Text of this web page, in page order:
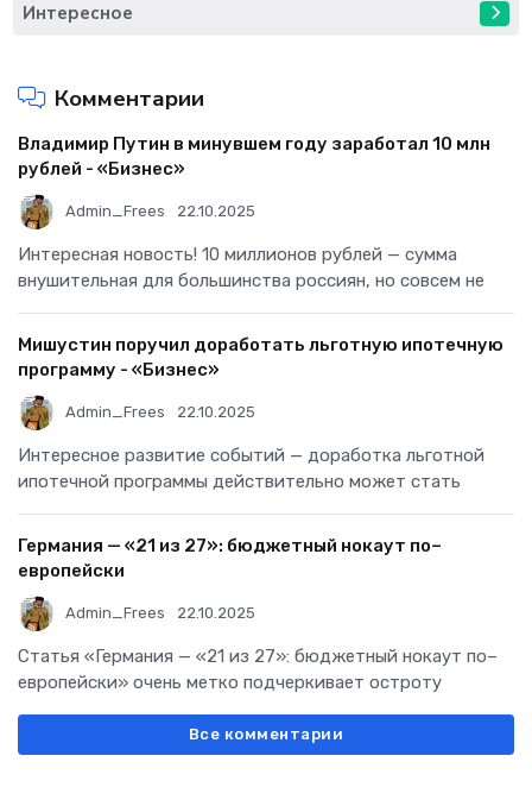
Интересное
Комментарии
Владимир Путин в минувшем году заработал 10 млн
рублей - «Бизнес»
Admin_Frees 22.10.2025
Интересная новость! 10 миллионов рублей — сумма
внушительная для большинства россиян, но совсем не
Мишустин поручил доработать льготную ипотечную
программу - «Бизнес»
Admin_Frees 22.10.2025
Интересное развитие событий — доработка льготной
ипотечной программы действительно может стать
Германия — «21 из 27»: бюджетный нокаут по–
европейски
Admin_Frees 22.10.2025
Статья «Германия — «21 из 27»: бюджетный нокаут по–
европейски» очень метко подчеркивает остроту
Все комментарии